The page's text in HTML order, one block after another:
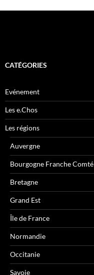
CATÉGORIES
Evénement
Les e.Chos
Les régions
Auvergne
Bourgogne Franche Comté
Bretagne
Grand Est
Île de France
Normandie
Occitanie
Savoie